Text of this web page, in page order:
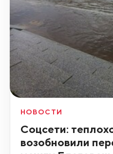
НОВОСТИ
Соцсети:
возобновили